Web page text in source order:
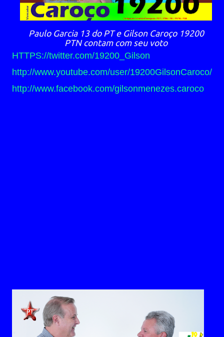
Paulo Garcia 13 do PT e Gilson Caroço 19200
PTN contam com seu voto
HTTPS://twitter.com/19200_Gilson
http://www.youtube.com/user/19200GilsonCaroco/
http://www.facebook.com/gilsonmenezes.caroco